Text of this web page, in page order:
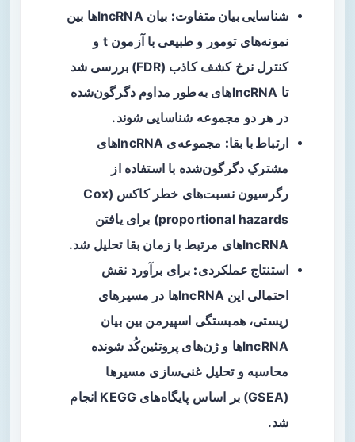
شناسایی بیان متفاوت:
بیان lncRNAها بین
نمونه‌های تومور و طبیعی با آزمون t و
کنترل نرخ کشف کاذب (FDR) بررسی شد
تا lncRNAهای به‌طور مداوم دگرگون‌شده
در هر دو مجموعه شناسایی شوند.
ارتباط با بقا:
مجموعه‌ی lncRNAهای
مشترکِ دگرگون‌شده با استفاده از
رگرسیون نسبت‌های خطر کاکس (Cox
proportional hazards) برای یافتن
lncRNAهای مرتبط با زمان بقا تحلیل شد.
استنتاج عملکردی: برای برآورد نقش
احتمالی این lncRNAها در مسیرهای
زیستی، همبستگی اسپیرمن بین بیان
lncRNAها و ژن‌های پروتئین‌کُد شونده
محاسبه و تحلیل غنی‌سازی مسیرها
(GSEA) بر اساس پایگاه‌های KEGG انجام
شد.